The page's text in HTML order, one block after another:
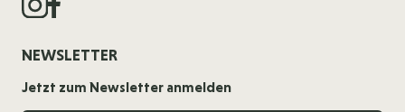
NEWSLETTER
Jetzt zum Newsletter anmelden